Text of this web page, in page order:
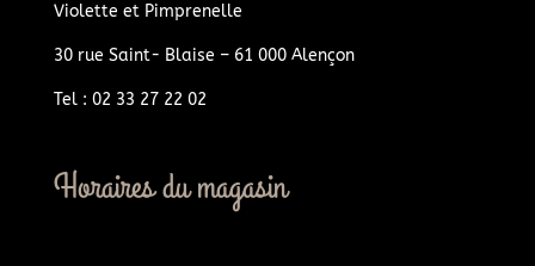
Violette et Pimprenelle
30 rue Saint- Blaise – 61 000 Alençon
Tel : 02 33 27 22 02
Horaires du magasin